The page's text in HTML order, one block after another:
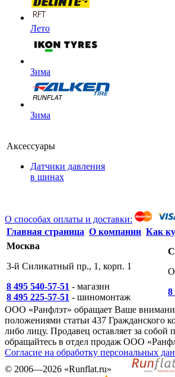
Лето
Зима
Зима
Аксессуары
Датчики давления
в шинах
О способах оплаты и доставки:
Главная страница О компании Как
Москва
3-й Силикатный пр., 1, корп. 1
8 495 540-57-51 - магазин
8 495 225-57-51 - шиномонтаж
8
ООО «Ранфлэт» обращает Ваше
положениями статьи 437 Гражданского
либо лицу. Продавец оставляет за
обращайтесь в отдел продаж ООО
Согласие на обработку персональных
© 2006—2026 «Runflat.ru»